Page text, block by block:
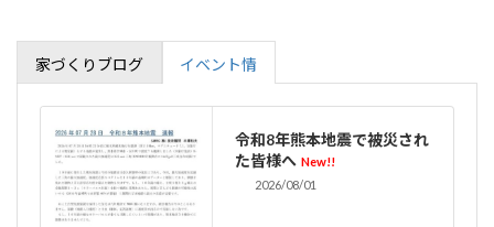
家づくりブログ イベント情
令和8年熊本地震で被災され
た皆様へ New!!
2026/08/01